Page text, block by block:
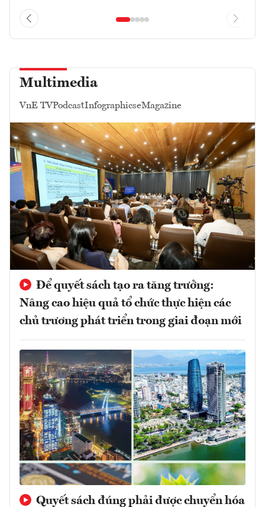
Multimedia
VnE TVPodcastInfographicseMagazine
Để quyết sách tạo ra tăng trưởng:
Nâng cao hiệu quả tổ chức thực hiện các
chủ trương phát triển trong giai đoạn mới
Quyết sách đúng phải được chuyển hóa